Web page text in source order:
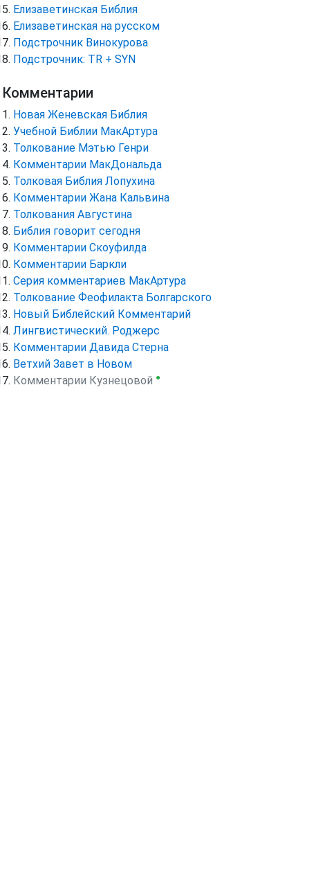
Елизаветинская Библия
Елизаветинская на русском
Подстрочник Винокурова
Подстрочник: TR + SYN
Комментарии
Новая Женевская Библия
Учебной Библии МакАртура
Толкование Мэтью Генри
Комментарии МакДональда
Толковая Библия Лопухина
Комментарии Жана Кальвина
Толкования Августина
Библия говорит сегодня
Комментарии Скоуфилда
Комментарии Баркли
Серия комментариев МакАртура
Толкование Феофилакта Болгарского
Новый Библейский Комментарий
Лингвистический. Роджерс
Комментарии Давида Стерна
Ветхий Завет в Новом
Комментарии Кузнецовой ●